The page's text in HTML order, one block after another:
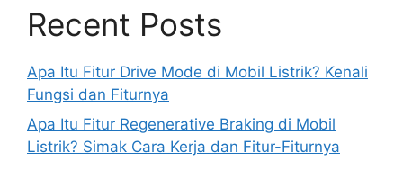
Recent Posts
Apa Itu Fitur Drive Mode di Mobil Listrik? Kenali
Fungsi dan Fiturnya
Apa Itu Fitur Regenerative Braking di Mobil
Listrik? Simak Cara Kerja dan Fitur-Fiturnya